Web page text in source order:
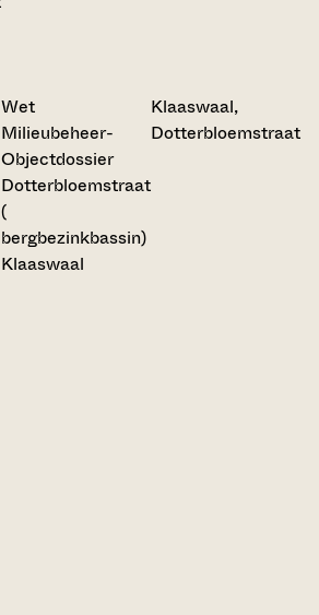
Wet
Milieubeheer-
Objectdossier
Dotterbloemstraat
(
bergbezinkbassin)
Klaaswaal
Klaaswaal,
Dotterbloemstraat